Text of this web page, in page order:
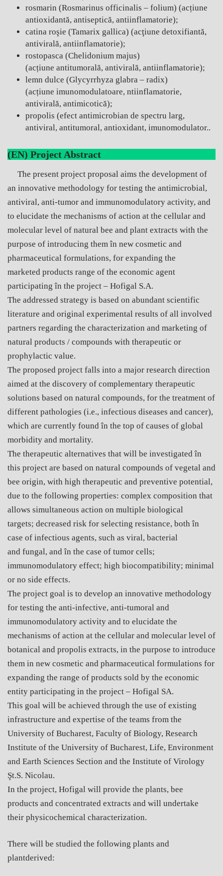
rosmarin (Rosmarinus officinalis – folium) (acțiune
antioxidantă, antiseptică, antiinflamatorie);
catina roşie (Tamarix gallica) (acţiune detoxifiantă,
antivirală, antiinflamatorie);
rostopasca (Chelidonium majus)
(acțiune antitumorală, antivirală, antiinflamatorie);
lemn dulce (Glycyrrhyza glabra – radix)
(acțiune imunomodulatoare, ntiinflamatorie,
antivirală, antimicotică);
propolis (efect antimicrobian de spectru larg,
antiviral, antitumoral, antioxidant, imunomodulator..
(EN) Project Abstract
The present project proposal aims the development of
an innovative methodology for testing the antimicrobial,
antiviral, anti-tumor and immunomodulatory activity, and
to elucidate the mechanisms of action at the cellular and
molecular level of natural bee and plant extracts with the
purpose of introducing them în new cosmetic and
pharmaceutical formulations, for expanding the
marketed products range of the economic agent
participating în the project – Hofigal S.A.
The addressed strategy is based on abundant scientific
literature and original experimental results of all involved
partners regarding the characterization and marketing of
natural products / compounds with therapeutic or
prophylactic value.
The proposed project falls into a major research direction
aimed at the discovery of complementary therapeutic
solutions based on natural compounds, for the treatment of
different pathologies (i.e., infectious diseases and cancer),
which are currently found în the top of causes of global
morbidity and mortality.
The therapeutic alternatives that will be investigated în
this project are based on natural compounds of vegetal and
bee origin, with high therapeutic and preventive potential,
due to the following properties: complex composition that
allows simultaneous action on multiple biological
targets; decreased risk for selecting resistance, both în
case of infectious agents, such as viral, bacterial
and fungal, and în the case of tumor cells;
immunomodulatory effect; high biocompatibility; minimal
or no side effects.
The project goal is to develop an innovative methodology
for testing the anti-infective, anti-tumoral and
immunomodulatory activity and to elucidate the
mechanisms of action at the cellular and molecular level of
botanical and propolis extracts, in the purpose to introduce
them in new cosmetic and pharmaceutical formulations for
expanding the range of products sold by the economic
entity participating in the project – Hofigal SA.
This goal will be achieved through the use of existing
infrastructure and expertise of the teams from the
University of Bucharest, Faculty of Biology, Research
Institute of the University of Bucharest, Life, Environment
and Earth Sciences Section and the Institute of Virology
Şt.S. Nicolau.
In the project, Hofigal will provide the plants, bee
products and concentrated extracts and will undertake
their physicochemical characterization.
There will be studied the following plants and
plantderived: